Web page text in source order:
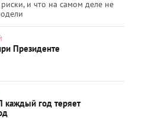
и что на самом деле не
Президенте
каждый год теряет